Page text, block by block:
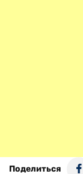
Поделиться